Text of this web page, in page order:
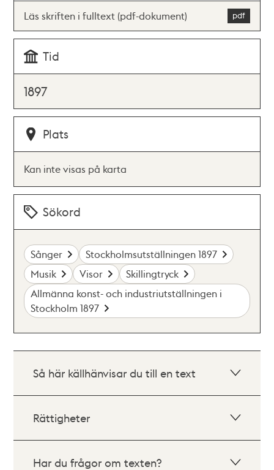
Läs skriften i fulltext (pdf-dokument)
Tid
1897
Plats
Kan inte visas på karta
Sökord
Sånger
Stockholmsutställningen 1897
Musik
Visor
Skillingtryck
Allmänna konst- och industriutställningen i
Stockholm 1897
Så här källhänvisar du till en text
Rättigheter
Har du frågor om texten?